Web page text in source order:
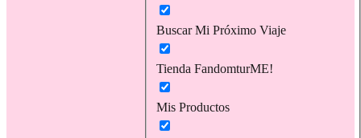
Buscar Mi Próximo Viaje
Tienda FandomturME!
Mis Productos